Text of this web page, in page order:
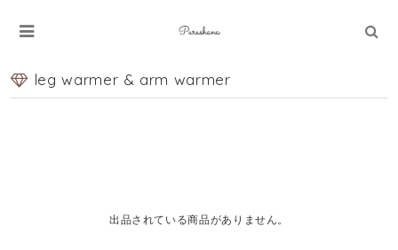
leg warmer & arm warmer
出品されている商品がありません。